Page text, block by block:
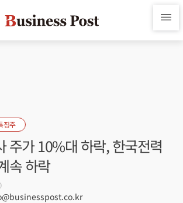
징주
주가 10%대 하락, 한국전력
속 하락